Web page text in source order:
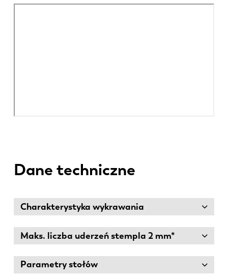
Dane techniczne
Charakterystyka wykrawania
Maks. liczba uderzeń stempla 2 mm*
Parametry stołów